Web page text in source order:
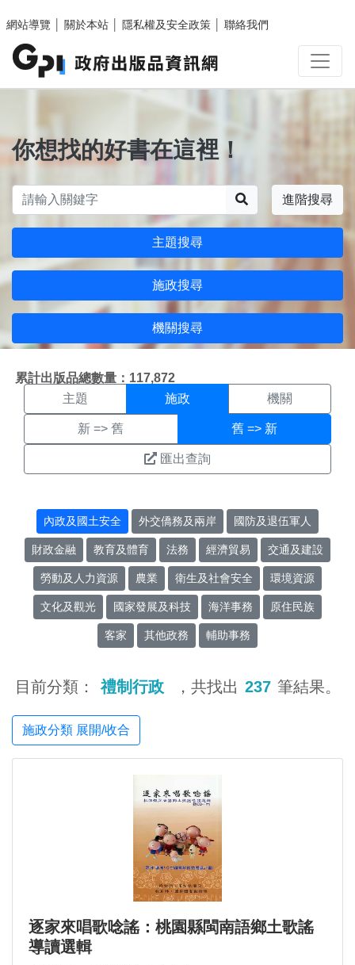
網站導覽
關於本站 隱私權及安全政策 聯絡我們
你想找的好書在這裡！
進階搜尋
主題搜尋
施政搜尋
機關搜尋
累計出版品總數量：117,872
施政搜尋結果頁面
主題 施政 機關
新 => 舊 舊 => 新
匯出查詢
內政及國土安全 外交僑務及兩岸 國防及退伍軍人
財政金融 教育及體育 法務 經濟貿易 交通及建設
勞動及人力資源 農業 衛生及社會安全 環境資源
文化及觀光 國家發展及科技 海洋事務 原住民族
客家 其他政務 輔助事務
目前分類： 禮制行政 ，共找出 237 筆結果。
施政分類 展開/收合
逐家來唱歌唸謠：桃園縣閩南語鄉土歌謠
導讀選輯